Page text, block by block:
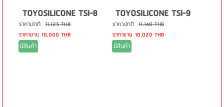
TOYOSILICONE TSI-8
ราคาปกติ 11,125 THB
ราคาขาย 10,000 THB
มีสินค้า
TOYOSILICONE TSI-9
ราคาปกติ 11,140 THB
ราคาขาย 10,020 THB
มีสินค้า